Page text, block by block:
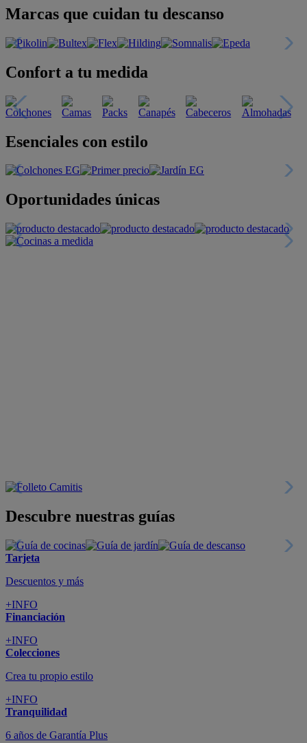
Marcas que cuidan tu descanso
Confort a tu medida
Esenciales con estilo
Oportunidades únicas
Descubre nuestras guías
Tarjeta
Descuentos y más
+INFO
Financiación
+INFO
Colecciones
Crea tu propio estilo
+INFO
Tranquilidad
6 años de Garantía Plus